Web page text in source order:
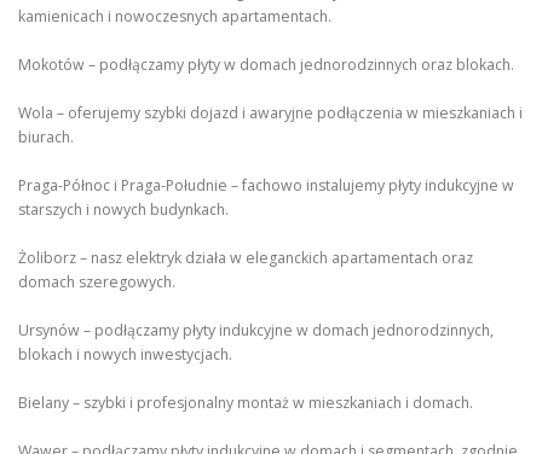
kamienicach i nowoczesnych apartamentach.
Mokotów – podłączamy płyty w domach jednorodzinnych oraz blokach.
Wola – oferujemy szybki dojazd i awaryjne podłączenia w mieszkaniach i
biurach.
Praga-Północ i Praga-Południe – fachowo instalujemy płyty indukcyjne w
starszych i nowych budynkach.
Żoliborz – nasz elektryk działa w eleganckich apartamentach oraz
domach szeregowych.
Ursynów – podłączamy płyty indukcyjne w domach jednorodzinnych,
blokach i nowych inwestycjach.
Bielany – szybki i profesjonalny montaż w mieszkaniach i domach.